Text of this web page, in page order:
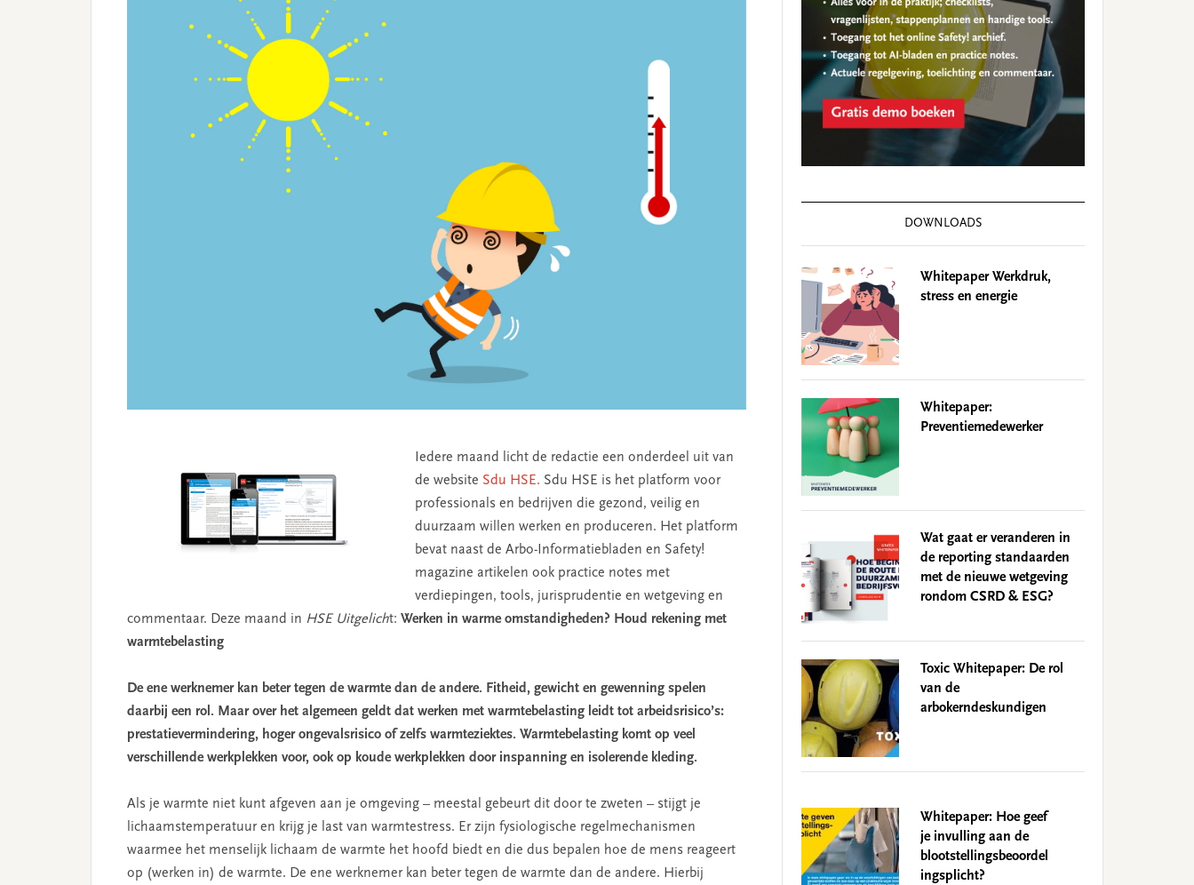
Iedere maand licht de redactie een onderdeel uit van
de website Sdu HSE. Sdu HSE is het platform voor
professionals en bedrijven die gezond, veilig en
duurzaam willen werken en produceren. Het platform
bevat naast de Arbo-Informatiebladen en Safety!
magazine artikelen ook practice notes met
verdiepingen, tools, jurisprudentie en wetgeving en
commentaar. Deze maand in HSE Uitgelicht: Werken in warme omstandigheden? Houd rekening met
warmtebelasting
De ene werknemer kan beter tegen de warmte dan de andere. Fitheid, gewicht en gewenning spelen
daarbij een rol. Maar over het algemeen geldt dat werken met warmtebelasting leidt tot arbeidsrisico’s:
prestatievermindering, hoger ongevalsrisico of zelfs warmteziektes. Warmtebelasting komt op veel
verschillende werkplekken voor, ook op koude werkplekken door inspanning en isolerende kleding.
Als je warmte niet kunt afgeven aan je omgeving – meestal gebeurt dit door te zweten – stijgt je
lichaamstemperatuur en krijg je last van warmtestress. Er zijn fysiologische regelmechanismen
waarmee het menselijk lichaam de warmte het hoofd biedt en die dus bepalen hoe de mens reageert
op (werken in) de warmte. De ene werknemer kan beter tegen de warmte dan de andere. Hierbij
DOWNLOADS
Whitepaper Werkdruk,
stress en energie
Whitepaper:
Preventiemedewerker
Wat gaat er veranderen in
de reporting standaarden
met de nieuwe wetgeving
rondom CSRD & ESG?
Toxic Whitepaper: De rol
van de
arbokerndeskundigen
Whitepaper: Hoe geef
je invulling aan de
blootstellingsbeoordel
ingsplicht?